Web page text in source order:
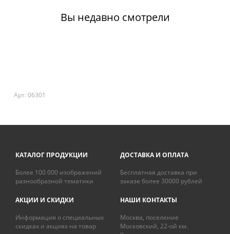
Вы недавно смотрели
Арт: 06301
КАТАЛОГ ПРОДУКЦИИ
Более 100 000 изображений
разнообразной тематики
ДОСТАВКА И ОПЛАТА
Бесплатная доставка при
заказе более 30000 рублей
АКЦИИ И СКИДКИ
Информация о специальных
скидках и акциях на товар
НАШИ КОНТАКТЫ
Москва, поселение
Московский, 22-ой км.